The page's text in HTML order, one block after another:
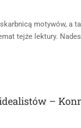
motywów, a
tejże lektury.
–